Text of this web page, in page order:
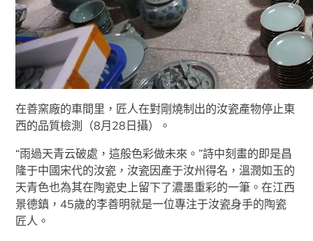
在善窯廠的車間里，匠人在對剛燒制出的汝瓷產物停止東
西的品質檢測（8月28日攝）。
“雨過天青云破處，這般色彩做未來。”詩中刻畫的即是昌
隆于中國宋代的汝瓷，汝瓷因產于汝州得名，溫潤如玉的
天青色也為其在陶瓷史上留下了濃墨重彩的一筆。在江西
景德鎮，45歲的李善明就是一位專注于汝瓷身手的陶瓷
匠人。